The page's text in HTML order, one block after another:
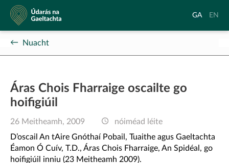
Údarás
na
Gaeltachta
Aistrigh
Gaeilge
GA
to
EN
Nuacht
Áras Chois Fharraige oscailte go
hoifigiúil
26 Meitheamh, 2009
nóiméad léite
D’oscail An tAire Gnóthaí Pobail, Tuaithe agus Gaeltachta
Éamon Ó Cuív, T.D., Áras Chois Fharraige, An Spidéal, go
hoifigiúil inniu (23 Meitheamh 2009).